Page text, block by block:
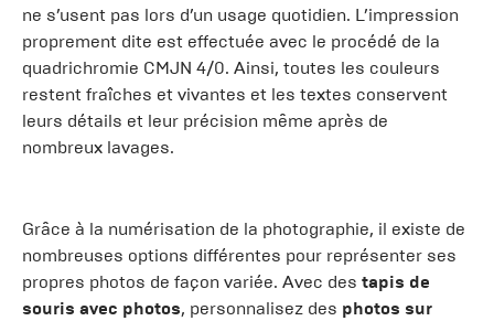
ne s’usent pas lors d’un usage quotidien. L’impression
proprement dite est effectuée avec le procédé de la
quadrichromie CMJN 4/0. Ainsi, toutes les couleurs
restent fraîches et vivantes et les textes conservent
leurs détails et leur précision même après de
nombreux lavages.
Grâce à la numérisation de la photographie, il existe de
nombreuses options différentes pour représenter ses
propres photos de façon variée. Avec des tapis de
souris avec photos, personnalisez des photos sur